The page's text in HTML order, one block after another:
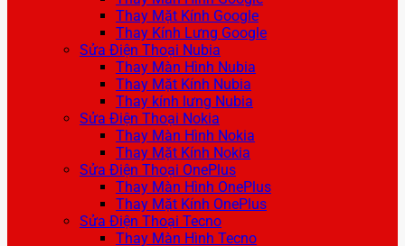
Thay Mặt Kính Google
Thay Kính Lưng Google
Sửa Điện Thoại Nubia
Thay Màn Hình Nubia
Thay Mặt Kính Nubia
Thay kính lưng Nubia
Sửa Điện Thoại Nokia
Thay Màn Hình Nokia
Thay Mặt Kính Nokia
Sửa Điện Thoại OnePlus
Thay Màn Hình OnePlus
Thay Mặt Kính OnePlus
Sửa Điện Thoại Tecno
Thay Màn Hình Tecno